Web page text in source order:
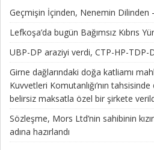
Geçmişin İçinden, Nenemin Dilinden
Lefkoşa’da bugün Bağımsız Kıbrıs
UBP-DP araziyi verdi, CTP-HP-TDP-
Girne dağlarındaki doğa katliamı
Kuvvetleri Komutanlığı’nın
belirsiz maksatla özel bir şirkete
Sözleşme, Mors Ltd’nin sahibinin
adına hazırlandı